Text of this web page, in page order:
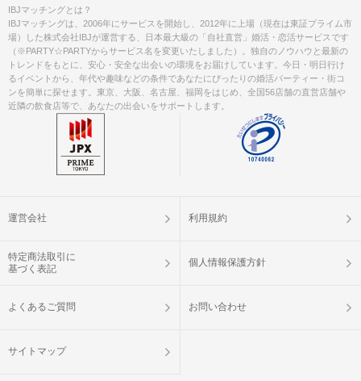
IBJマッチングとは？
IBJマッチングは、2006年にサービスを開始し、2012年に上場（現在は東証プライム市
場）した株式会社IBJが運営する、日本最大級の「自社直営」婚活・恋活サービスです
（※PARTY☆PARTYからサービス名を変更いたしました）。独自のノウハウと最新の
トレンドをもとに、安心・安全な出会いの環境をお届けしています。今日・明日行け
るイベントから、年代や趣味などの条件であなたにぴったりの婚活パーティー・街コ
ンを簡単に探せます。東京、大阪、名古屋、福岡をはじめ、全国56店舗の直営店舗や
近隣の飲食店等で、あなたの出会いをサポートします。
運営会社 利用規約
特定商法取引に
基づく表記
個人情報保護方針
よくあるご質問 お問い合わせ
サイトマップ